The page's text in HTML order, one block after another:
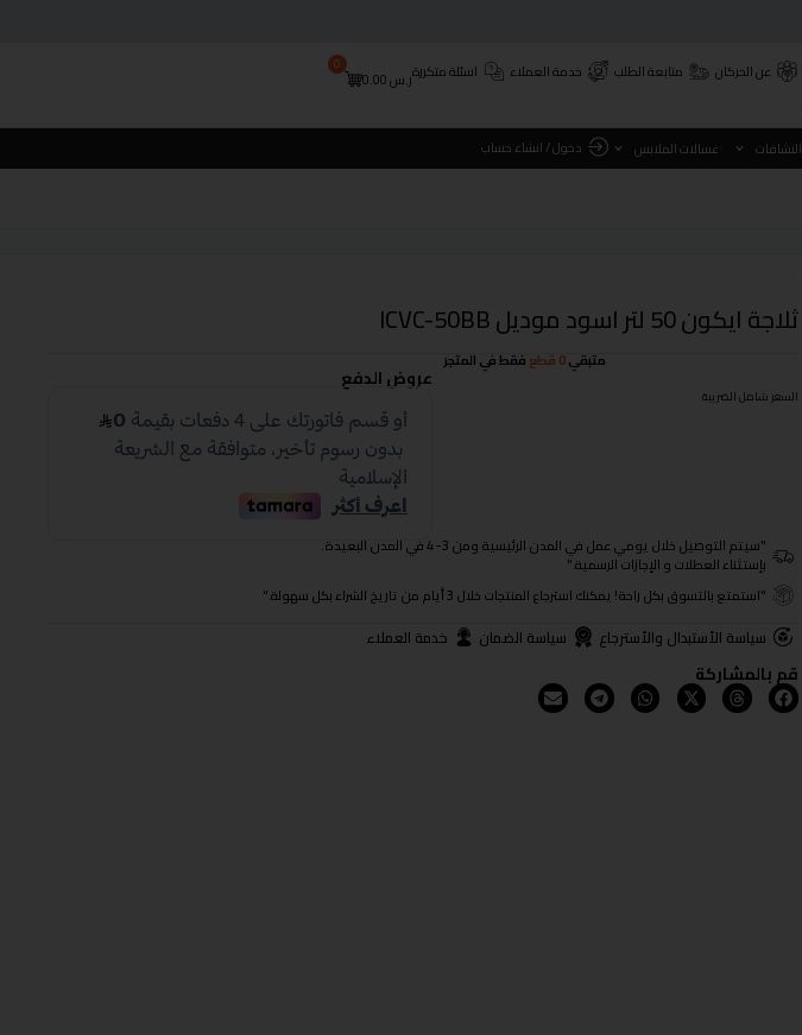
عن الحركان متابعة الطلب خدمة العملاء اسئلة متكررةر.س0.00
0
النشافات غسالات الملابس دخول / انشاء حساب
ثلاجة ايكون 50 لتر اسود موديل ICVC-50BB
السعر شامل الضريبة
متبقي0 قطع فقط في المتجر
عروض الدفع
"سيتم التوصيل خلال يومي عمل في المدن الرئيسية ومن 3- 4 في المدن البعيدة.
بإستثناء العطلات و الإجازات الرسمية."
"استمتع بالتسوق بكل راحة! يمكنك استرجاع المنتجات خلال 3 أيام من تاريخ الشراء بكل سهولة."
سياسة الأستبدال والأسترجاع سياسة الضمان خدمة العملاء
قم بالمشاركة